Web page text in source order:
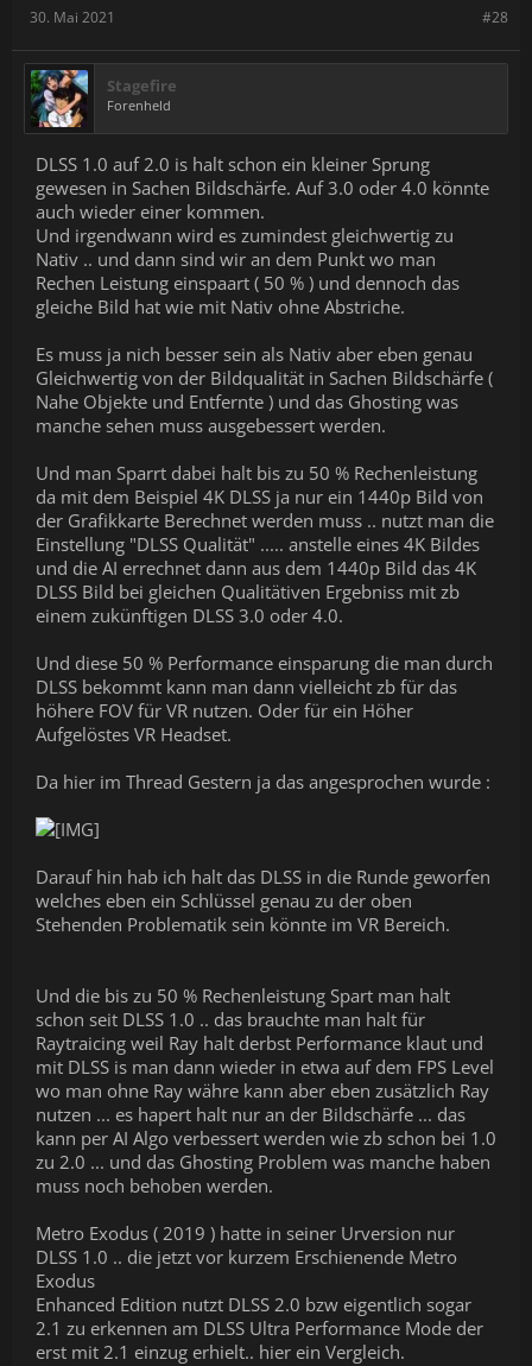
#28
30. Mai 2021
Stagefire
Forenheld
DLSS 1.0 auf 2.0 is halt schon ein kleiner Sprung
gewesen in Sachen Bildschärfe. Auf 3.0 oder 4.0 könnte
auch wieder einer kommen.
Und irgendwann wird es zumindest gleichwertig zu
Nativ .. und dann sind wir an dem Punkt wo man
Rechen Leistung einspaart ( 50 % ) und dennoch das
gleiche Bild hat wie mit Nativ ohne Abstriche.
Es muss ja nich besser sein als Nativ aber eben genau
Gleichwertig von der Bildqualität in Sachen Bildschärfe (
Nahe Objekte und Entfernte ) und das Ghosting was
manche sehen muss ausgebessert werden.
Und man Sparrt dabei halt bis zu 50 % Rechenleistung
da mit dem Beispiel 4K DLSS ja nur ein 1440p Bild von
der Grafikkarte Berechnet werden muss .. nutzt man die
Einstellung "DLSS Qualität" ..... anstelle eines 4K Bildes
und die AI errechnet dann aus dem 1440p Bild das 4K
DLSS Bild bei gleichen Qualitätiven Ergebniss mit zb
einem zukünftigen DLSS 3.0 oder 4.0.
Und diese 50 % Performance einsparung die man durch
DLSS bekommt kann man dann vielleicht zb für das
höhere FOV für VR nutzen. Oder für ein Höher
Aufgelöstes VR Headset.
Da hier im Thread Gestern ja das angesprochen wurde :
Darauf hin hab ich halt das DLSS in die Runde geworfen
welches eben ein Schlüssel genau zu der oben
Stehenden Problematik sein könnte im VR Bereich.
Und die bis zu 50 % Rechenleistung Spart man halt
schon seit DLSS 1.0 .. das brauchte man halt für
Raytraicing weil Ray halt derbst Performance klaut und
mit DLSS is man dann wieder in etwa auf dem FPS Level
wo man ohne Ray währe kann aber eben zusätzlich Ray
nutzen ... es hapert halt nur an der Bildschärfe ... das
kann per AI Algo verbessert werden wie zb schon bei 1.0
zu 2.0 ... und das Ghosting Problem was manche haben
muss noch behoben werden.
Metro Exodus ( 2019 ) hatte in seiner Urversion nur
DLSS 1.0 .. die jetzt vor kurzem Erschienende Metro
Exodus
Enhanced Edition nutzt DLSS 2.0 bzw eigentlich sogar
2.1 zu erkennen am DLSS Ultra Performance Mode der
erst mit 2.1 einzug erhielt.. hier ein Vergleich.